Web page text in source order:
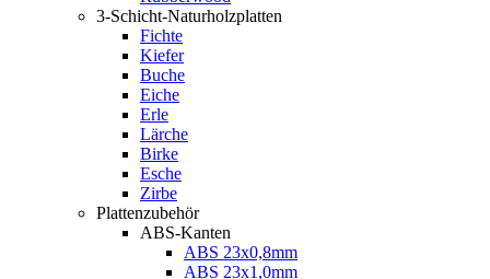
3-Schicht-Naturholzplatten
Fichte
Kiefer
Buche
Eiche
Erle
Lärche
Birke
Esche
Zirbe
Plattenzubehör
ABS-Kanten
ABS 23x0,8mm
ABS 23x1,0mm